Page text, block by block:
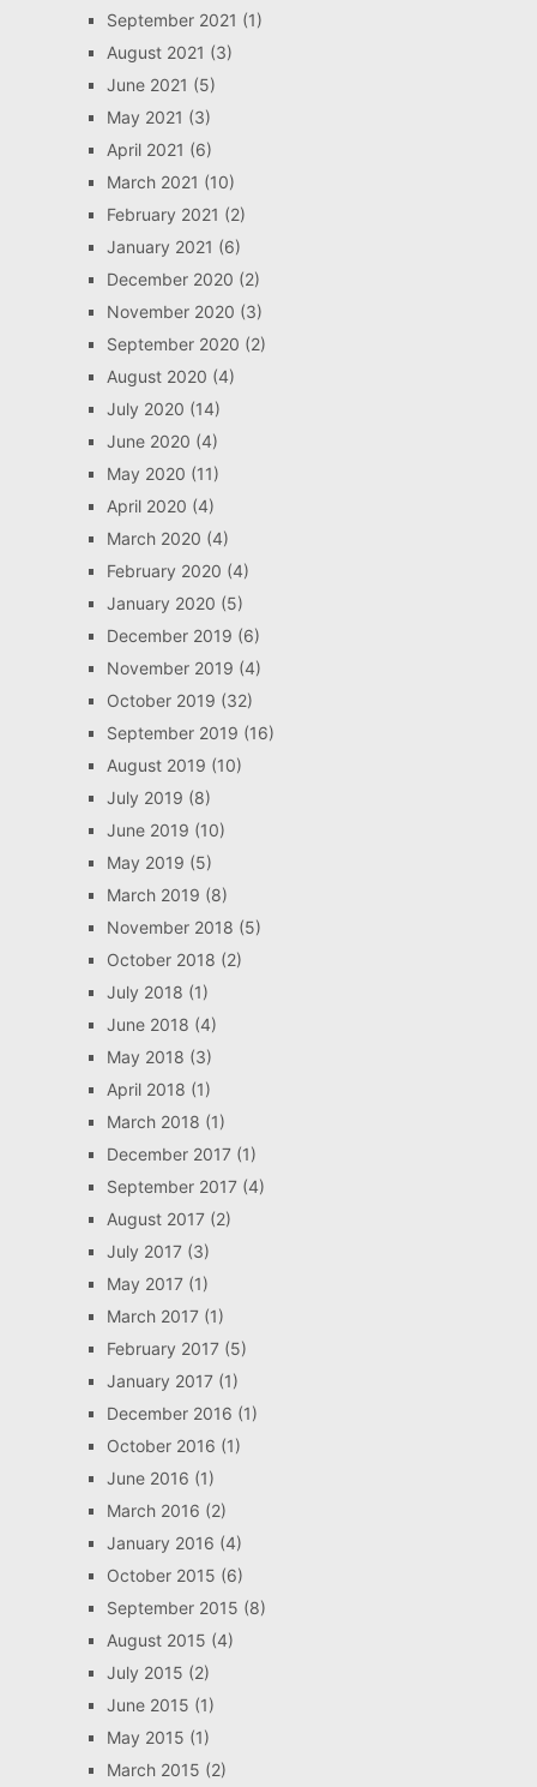
September 2021 (1)
August 2021 (3)
June 2021 (5)
May 2021 (3)
April 2021 (6)
March 2021 (10)
February 2021 (2)
January 2021 (6)
December 2020 (2)
November 2020 (3)
September 2020 (2)
August 2020 (4)
July 2020 (14)
June 2020 (4)
May 2020 (11)
April 2020 (4)
March 2020 (4)
February 2020 (4)
January 2020 (5)
December 2019 (6)
November 2019 (4)
October 2019 (32)
September 2019 (16)
August 2019 (10)
July 2019 (8)
June 2019 (10)
May 2019 (5)
March 2019 (8)
November 2018 (5)
October 2018 (2)
July 2018 (1)
June 2018 (4)
May 2018 (3)
April 2018 (1)
March 2018 (1)
December 2017(1)
September 2017(4)
August 2017(2)
July 2017(3)
May 2017(1)
March 2017(1)
February 2017(5)
January 2017(1)
December 2016 (1)
October 2016 (1)
June 2016 (1)
March 2016 (2)
January 2016 (4)
October 2015 (6)
September 2015 (8)
August 2015 (4)
July 2015 (2)
June 2015 (1)
May 2015 (1)
March 2015 (2)